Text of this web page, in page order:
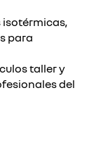
para
taller y
del